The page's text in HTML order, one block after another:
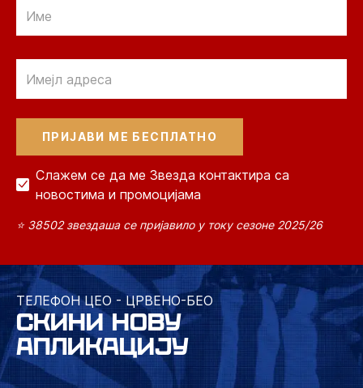
Слажем се да ме Звезда контактира са
новостима и промоцијама
⭐ 38502 звездаша се пријавило у току сезоне 2025/26
ТЕЛЕФОН ЦЕО - ЦРВЕНО-БЕО
СКИНИ НОВУ
АПЛИКАЦИЈУ